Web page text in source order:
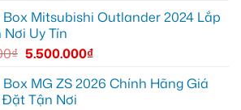
Mitsubishi Outlander 2024 Lắp
Uy Tín
₫ 5.500.000₫
MG ZS 2026 Chính Hãng Giá
Tận Nơi